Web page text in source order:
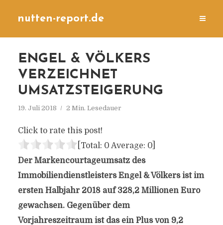
nutten-report.de
ENGEL & VÖLKERS
VERZEICHNET
UMSATZSTEIGERUNG
19. Juli 2018 2 Min. Lesedauer
Click to rate this post!
[Total: 0 Average: 0]
Der Markencourtageumsatz des
Immobiliendienstleisters Engel & Völkers ist im
ersten Halbjahr 2018 auf 328,2 Millionen Euro
gewachsen. Gegenüber dem
Vorjahreszeitraum ist das ein Plus von 9,2